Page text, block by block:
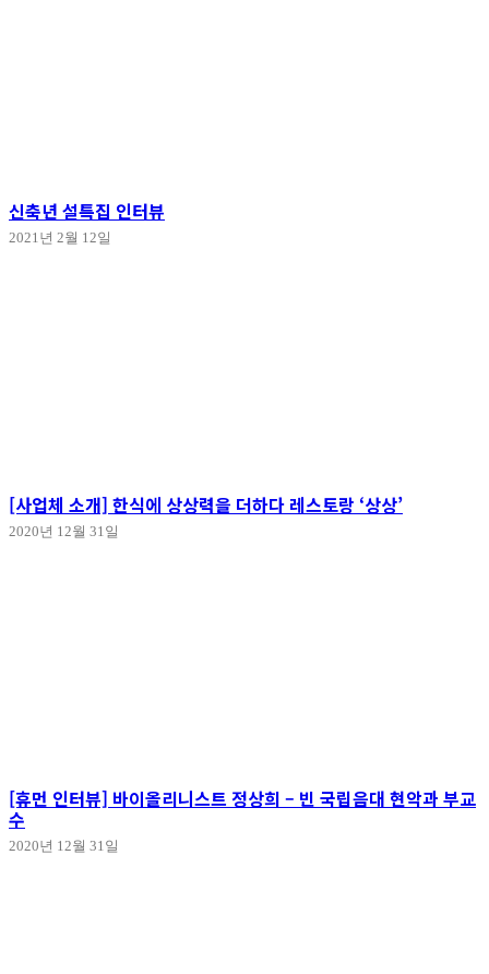
신축년 설특집 인터뷰
2021년 2월 12일
[사업체 소개] 한식에 상상력을 더하다 레스토랑 ‘상상’
2020년 12월 31일
[휴먼 인터뷰] 바이올리니스트 정상희 – 빈 국립음대 현악과 부교
수
2020년 12월 31일